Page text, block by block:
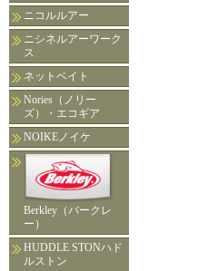
ニコルルアー
ニシネルアーワーク
ス
ネットベイト
Nories（ノリー
ズ）・エコギア
NOIKEノイケ
Berkley（バークレ
ー）
HUDDLE STONハド
ルストン